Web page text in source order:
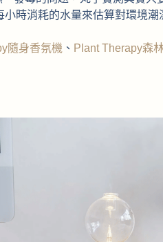
小時消耗的水量來估算對環境潮
隨身香氛機 、 Plant Therapy森